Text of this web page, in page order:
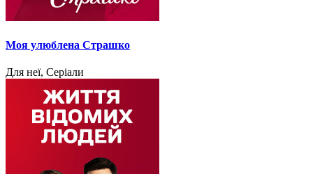
Моя улюблена Страшко
Для неї, Серіали